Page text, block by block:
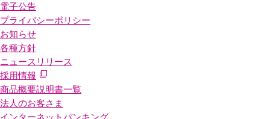
電子公告
プライバシーポリシー
お知らせ
各種方針
ニュースリリース
採用情報
商品概要説明書一覧
法人のお客さま
インターネットバンキング